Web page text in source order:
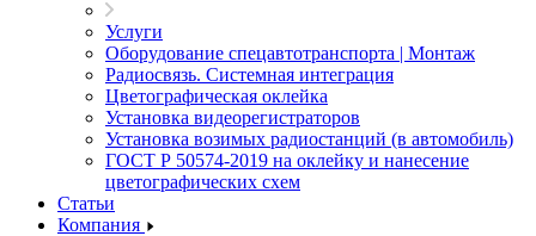
Услуги
Оборудование спецавтотранспорта | Монтаж
Радиосвязь. Системная интеграция
Цветографическая оклейка
Установка видеорегистраторов
Установка возимых радиостанций (в автомобиль)
ГОСТ Р 50574-2019 на оклейку и нанесение
цветографических схем
Статьи
Компания